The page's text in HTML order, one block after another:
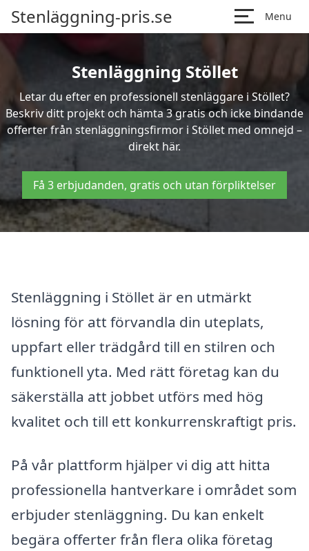
Stenläggning-pris.se Menu
Stenläggning Stöllet
Letar du efter en professionell stenläggare i Stöllet?
Beskriv ditt projekt och hämta 3 gratis och icke bindande
offerter från stenläggningsfirmor i Stöllet med omnejd –
direkt här.
Få 3 erbjudanden, gratis och utan förpliktelser
Stenläggning i Stöllet är en utmärkt
lösning för att förvandla din uteplats,
uppfart eller trädgård till en stilren och
funktionell yta. Med rätt företag kan du
säkerställa att jobbet utförs med hög
kvalitet och till ett konkurrenskraftigt pris.
På vår plattform hjälper vi dig att hitta
professionella hantverkare i området som
erbjuder stenläggning. Du kan enkelt
begära offerter från flera olika företag